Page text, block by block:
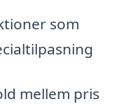
som
mellem pris